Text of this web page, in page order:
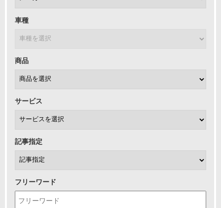
車種
商品
サービス
記事指定
フリーワード